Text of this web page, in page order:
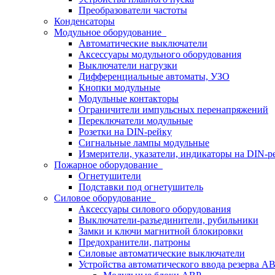
Преобразователи частоты
Конденсаторы
Модульное оборудование
Автоматические выключатели
Аксессуары модульного оборудования
Выключатели нагрузки
Дифференциальные автоматы, УЗО
Кнопки модульные
Модульные контакторы
Ограничители импульсных перенапряжений
Переключатели модульные
Розетки на DIN-рейку
Сигнальные лампы модульные
Измерители, указатели, индикаторы на DIN-
Пожарное оборудование
Огнетушители
Подставки под огнетушитель
Силовое оборудование
Аксессуары силового оборудования
Выключатели-разъединители, рубильники
Замки и ключи магнитной блокировки
Предохранители, патроны
Силовые автоматические выключатели
Устройства автоматического ввода резерва